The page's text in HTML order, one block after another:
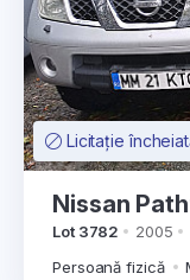
Licitație
Nissan
Lot 3782 2005
Persoană fizică